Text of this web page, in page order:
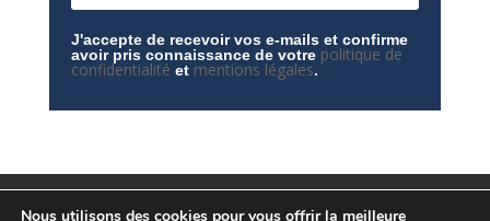
J'accepte de recevoir vos e-mails et confirme
avoir pris connaissance de votre politique de
confidentialité et mentions légales.
Nous utilisons des cookies pour vous offrir la meilleure